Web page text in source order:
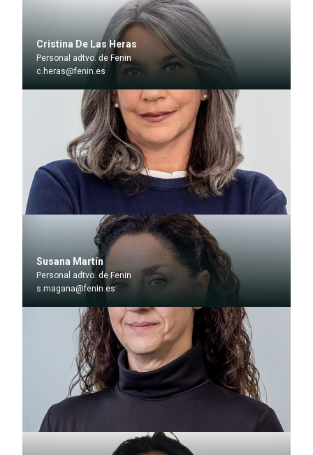
Cristina De Las Heras
Personal adtvo. de Fenin
c.heras@fenin.es
Susana Martín
Personal adtvo. de Fenin
s.magana@fenin.es